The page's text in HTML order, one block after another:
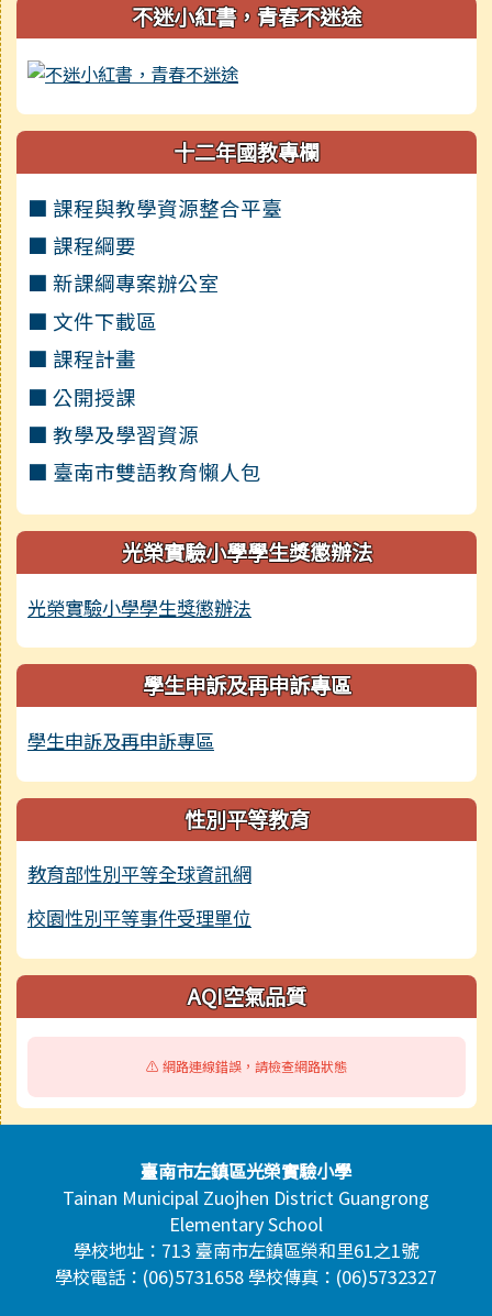
不迷小紅書，青春不迷途
十二年國教專欄
■ 課程與教學資源整合平臺
■ 課程綱要
■ 新課綱專案辦公室
■ 文件下載區
■ 課程計畫
■ 公開授課
■ 教學及學習資源
■ 臺南市雙語教育懶人包
光榮實驗小學學生獎懲辦法
光榮實驗小學學生獎懲辦法
學生申訴及再申訴專區
學生申訴及再申訴專區
性別平等教育
教育部性別平等全球資訊網
校園性別平等事件受理單位
AQI空氣品質
⚠️ 網路連線錯誤，請檢查網路狀態
頁尾區域內容臺南市左鎮區光榮實驗小學
Tainan Municipal Zuojhen District Guangrong
Elementary School
學校地址：713 臺南市左鎮區榮和里61之1號
學校電話：(06)5731658 學校傳真：(06)5732327